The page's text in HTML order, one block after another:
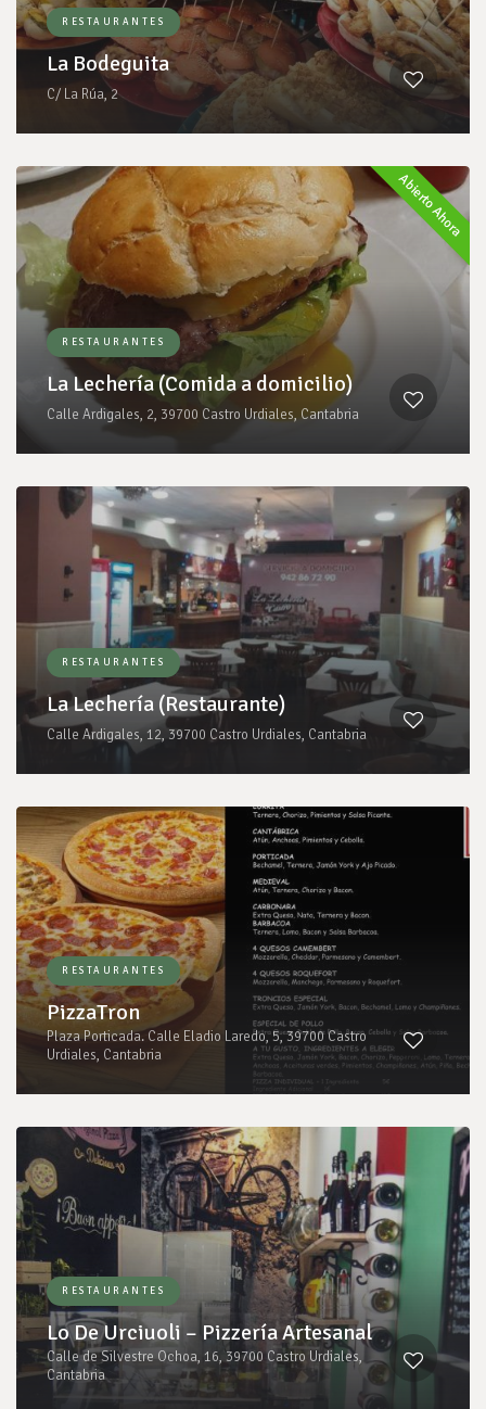
RESTAURANTES
La Bodeguita
C/ La Rúa, 2
Abierto Ahora
RESTAURANTES
La Lechería (Comida a domicilio)
Calle Ardigales, 2, 39700 Castro Urdiales, Cantabria
RESTAURANTES
La Lechería (Restaurante)
Calle Ardigales, 12, 39700 Castro Urdiales, Cantabria
RESTAURANTES
PizzaTron
Plaza Porticada. Calle Eladio Laredo, 5, 39700 Castro
Urdiales, Cantabria
RESTAURANTES
Lo De Urciuoli – Pizzería Artesanal
Calle de Silvestre Ochoa, 16, 39700 Castro Urdiales,
Cantabria